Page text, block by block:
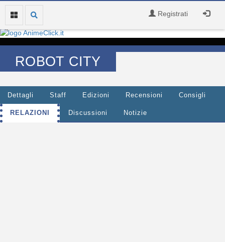
Registrati
ROBOT CITY
Dettagli Staff Edizioni Recensioni Consigli
RELAZIONI Discussioni Notizie